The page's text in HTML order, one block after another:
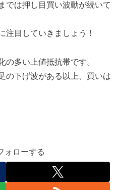
では押し目買い波動が続いて
目していきましょう！
の多い上値抵抗帯です。
の下げ波がある以上、買いは
ォローする